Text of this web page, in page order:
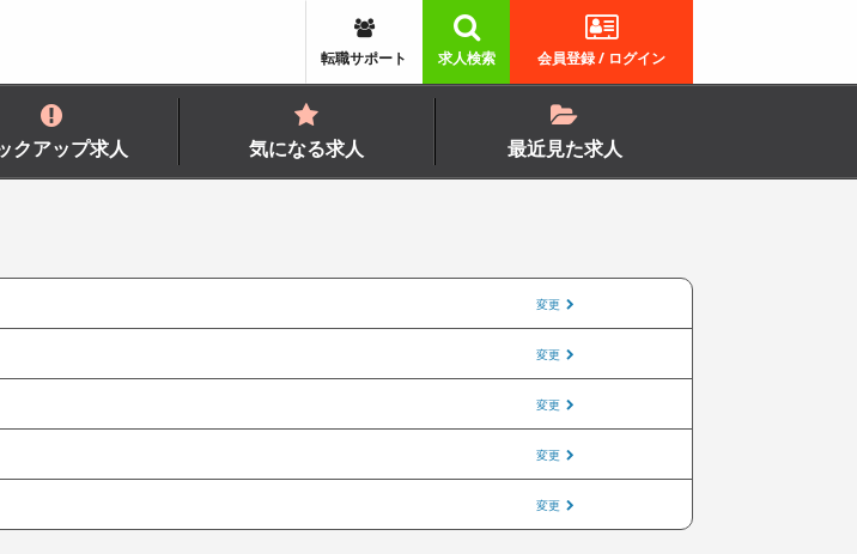
会員登録 / ログイン
求人検索
転職サポート
クアップ求人 気になる求人 最近見た求人
変更
変更
変更
変更
変更